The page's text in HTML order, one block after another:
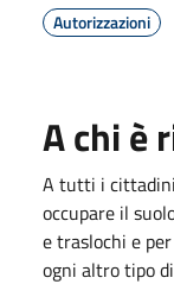
Autorizzazioni
A chi è
A tutti i
occupare il
e traslochi e
ogni altro tipo